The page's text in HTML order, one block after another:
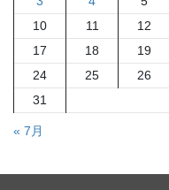
10
11 12
17
18 19
24
25 26
31
« 7月